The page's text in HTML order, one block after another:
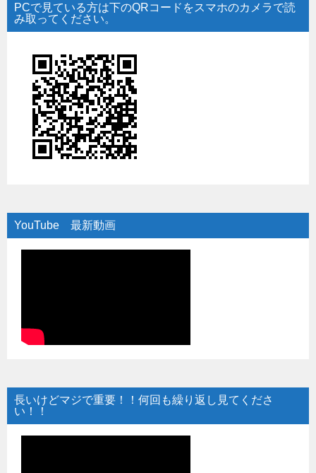
PCで見ている方は下のQRコードをスマホのカメラで読
み取ってください。
YouTube 最新動画
長いけどマジで重要！！何回も繰り返し見てくださ
い！！